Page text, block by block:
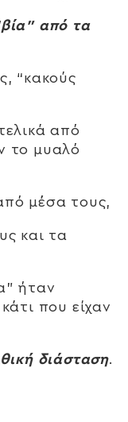
από τα
“κακούς
από
το μυαλό
μέσα τους,
και τα
ήταν
που είχαν
διάσταση.